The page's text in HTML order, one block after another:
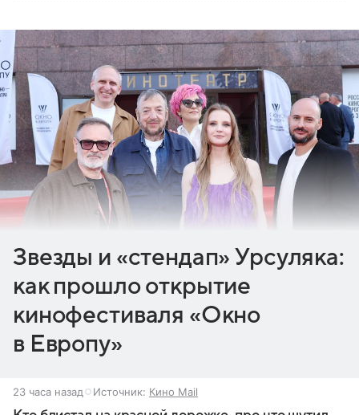
Звезды и «стендап» Урсуляка:
как прошло открытие
кинофестиваля «Окно
в Европу»
23 часа назад Источник: Кино Mail